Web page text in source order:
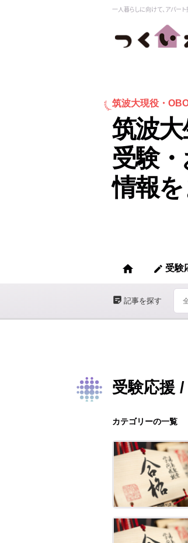
一人暮らしに向けて、アパー
筑波大現役・
筑波大
受験
情報を
home edit 受験
sticky_note_2 記事を探す
受験応援
カテゴリーの一覧